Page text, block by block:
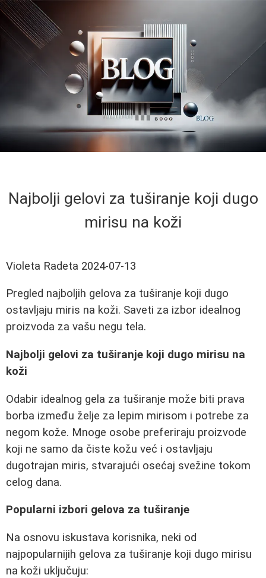
Najbolji gelovi za tuširanje koji dugo
mirisu na koži
Violeta Radeta 2024-07-13
Pregled najboljih gelova za tuširanje koji dugo
ostavljaju miris na koži. Saveti za izbor idealnog
proizvoda za vašu negu tela.
Najbolji gelovi za tuširanje koji dugo mirisu na
koži
Odabir idealnog gela za tuširanje može biti prava
borba između želje za lepim mirisom i potrebe za
negom kože. Mnoge osobe preferiraju proizvode
koji ne samo da čiste kožu već i ostavljaju
dugotrajan miris, stvarajući osećaj svežine tokom
celog dana.
Popularni izbori gelova za tuširanje
Na osnovu iskustava korisnika, neki od
najpopularnijih gelova za tuširanje koji dugo mirisu
na koži uključuju: